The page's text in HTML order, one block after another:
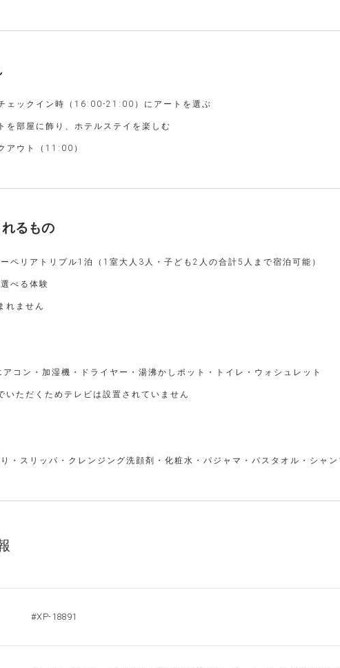
ェックイン時（16:00-21:00）にアートを選ぶ
を部屋に飾り、ホテルステイを楽しむ
アウト（11:00）
るもの
ーペリアトリプル1泊（1室大人3人・子ども2人の合計5人まで宿泊可能）
べる体験
れません
コン・加湿機・ドライヤー・湯沸かしポット・トイレ・ウォシュレット
いただくためテレビは設置されていません
・スリッパ・クレンジング洗顔剤・化粧水・パジャマ・バスタオル・シャ
#XP-18891